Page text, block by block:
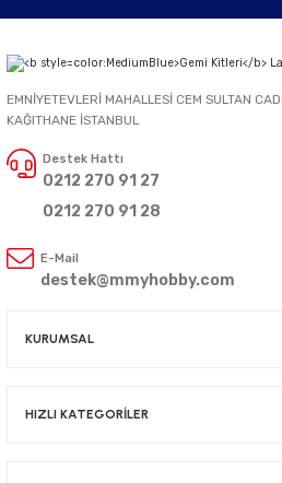
EMNİYETEVLERİ MAHALLESİ CEM SULTAN
KAĞITHANE İSTANBUL
Destek Hattı
0212 270 91 27
0212 270 91 28
E-Mail
destek@mmyhobby.com
KURUMSAL
HIZLI KATEGORİLER